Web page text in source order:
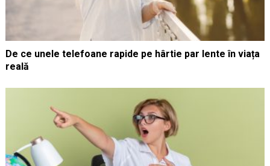
De ce unele telefoane rapide pe hârtie par lente în viața
reală